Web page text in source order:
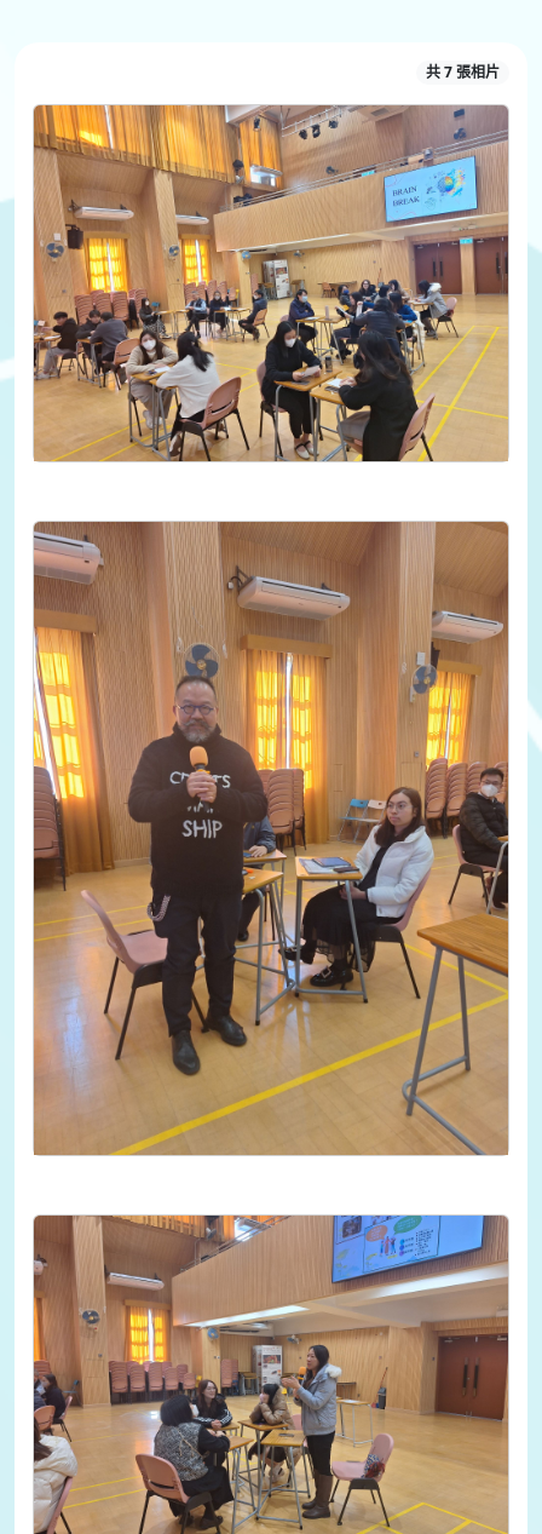
共 7 張相片